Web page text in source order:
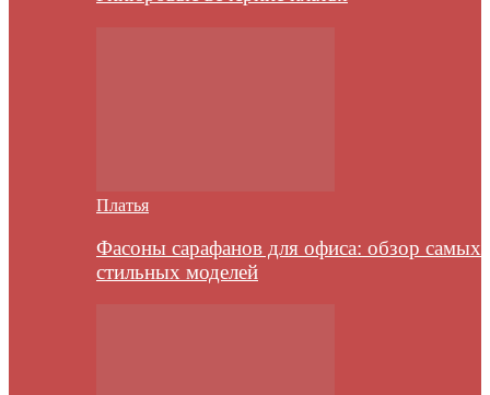
Платья
Фасоны сарафанов для офиса: обзор самых
стильных моделей